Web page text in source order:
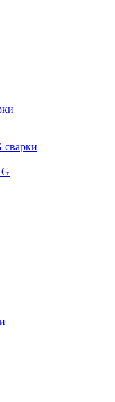
сварки